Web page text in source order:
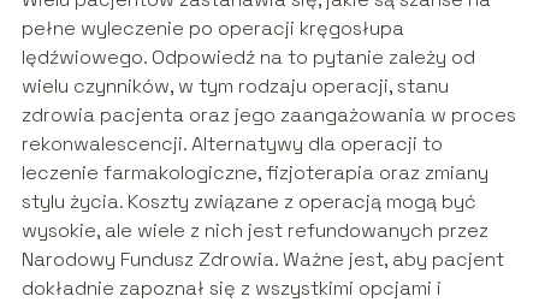
pełne wyleczenie po operacji kręgosłupa
lędźwiowego. Odpowiedź na to pytanie zależy od
wielu czynników, w tym rodzaju operacji, stanu
zdrowia pacjenta oraz jego zaangażowania w proces
rekonwalescencji. Alternatywy dla operacji to
leczenie farmakologiczne, fizjoterapia oraz zmiany
stylu życia. Koszty związane z operacją mogą być
wysokie, ale wiele z nich jest refundowanych przez
Narodowy Fundusz Zdrowia. Ważne jest, aby pacjent
dokładnie zapoznał się z wszystkimi opcjami i